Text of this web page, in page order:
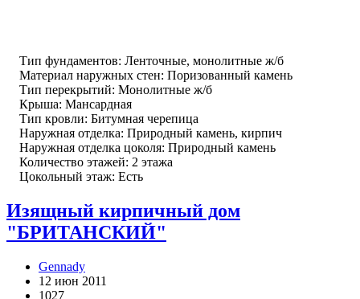
Тип фундаментов: Ленточные, монолитные ж/б
Материал наружных стен: Поризованный камень
Тип перекрытий: Монолитные ж/б
Крыша: Мансардная
Тип кровли: Битумная черепица
Наружная отделка: Природный камень, кирпич
Наружная отделка цоколя: Природный камень
Количество этажей: 2 этажа
Цокольный этаж: Есть
Изящный кирпичный дом
"БРИТАНСКИЙ"
Gennady
12 июн 2011
1027